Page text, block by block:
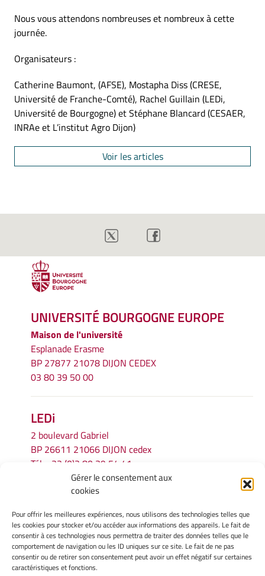
Gérer le consentement aux
cookies
Pour offrir les meilleures expériences, nous utilisons des technologies telles que
les cookies pour stocker et/ou accéder aux informations des appareils. Le fait de
consentir à ces technologies nous permettra de traiter des données telles que le
comportement de navigation ou les ID uniques sur ce site. Le fait de ne pas
consentir ou de retirer son consentement peut avoir un effet négatif sur certaines
caractéristiques et fonctions.
Nous vous attendons nombreuses et nombreux à cette
journée.
Organisateurs :
Catherine Baumont, (AFSE), Mostapha Diss (CRESE,
Université de Franche-Comté), Rachel Guillain (LEDi,
Université de Bourgogne) et Stéphane Blancard (CESAER,
INRAe et L’institut Agro Dijon)
Voir les articles
UNIVERSITÉ BOURGOGNE EUROPE
Maison de l'université
Esplanade Erasme
BP 27877 21078 DIJON CEDEX
03 80 39 50 00
LEDi
2 boulevard Gabriel
BP 26611 21066 DIJON cedex
Tél.
+33 (0)3 80 39 54 41
secretariat.ledi@u-bourgogne.fr
INFORMATIONS LÉGALES
Mentions légales
Gérer mes cookies
Politique de cookies